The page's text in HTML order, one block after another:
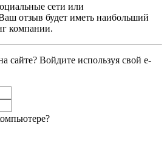
сети или
отзыв будет иметь наибольший
компании.
сайте? Войдите используя свой e-